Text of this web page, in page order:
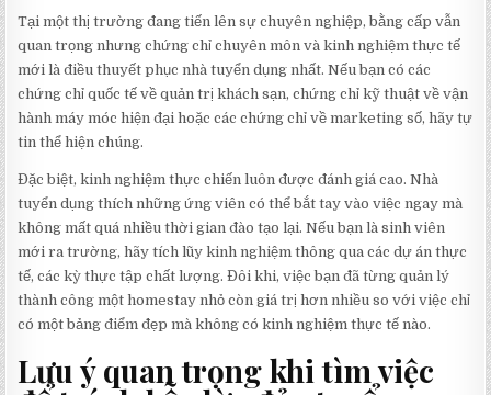
Tại một thị trường đang tiến lên sự chuyên nghiệp, bằng cấp vẫn
quan trọng nhưng chứng chỉ chuyên môn và kinh nghiệm thực tế
mới là điều thuyết phục nhà tuyển dụng nhất. Nếu bạn có các
chứng chỉ quốc tế về quản trị khách sạn, chứng chỉ kỹ thuật về vận
hành máy móc hiện đại hoặc các chứng chỉ về marketing số, hãy tự
tin thể hiện chúng.
Đặc biệt, kinh nghiệm thực chiến luôn được đánh giá cao. Nhà
tuyển dụng thích những ứng viên có thể bắt tay vào việc ngay mà
không mất quá nhiều thời gian đào tạo lại. Nếu bạn là sinh viên
mới ra trường, hãy tích lũy kinh nghiệm thông qua các dự án thực
tế, các kỳ thực tập chất lượng. Đôi khi, việc bạn đã từng quản lý
thành công một homestay nhỏ còn giá trị hơn nhiều so với việc chỉ
có một bảng điểm đẹp mà không có kinh nghiệm thực tế nào.
Lưu ý quan trọng khi tìm việc